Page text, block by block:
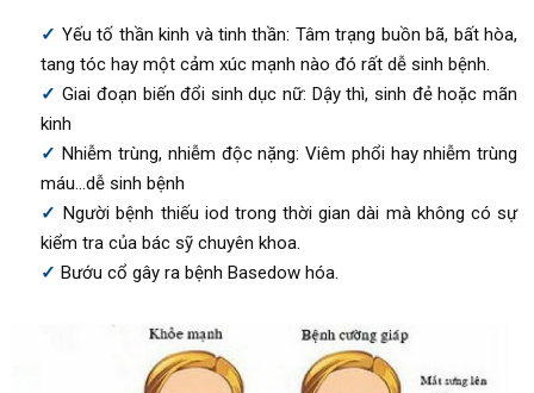
Yếu tố thần kinh và tinh thần: Tâm trạng buồn bã, bất hòa,
tang tóc hay một cảm xúc mạnh nào đó rất dễ sinh bệnh.
Giai đoạn biến đổi sinh dục nữ: Dậy thì, sinh đẻ hoặc mãn
kinh
Nhiễm trùng, nhiễm độc nặng: Viêm phổi hay nhiễm trùng
máu…dễ sinh bệnh
Người bệnh thiếu iod trong thời gian dài mà không có sự
kiểm tra của bác sỹ chuyên khoa.
Bướu cổ gây ra bệnh Basedow hóa.